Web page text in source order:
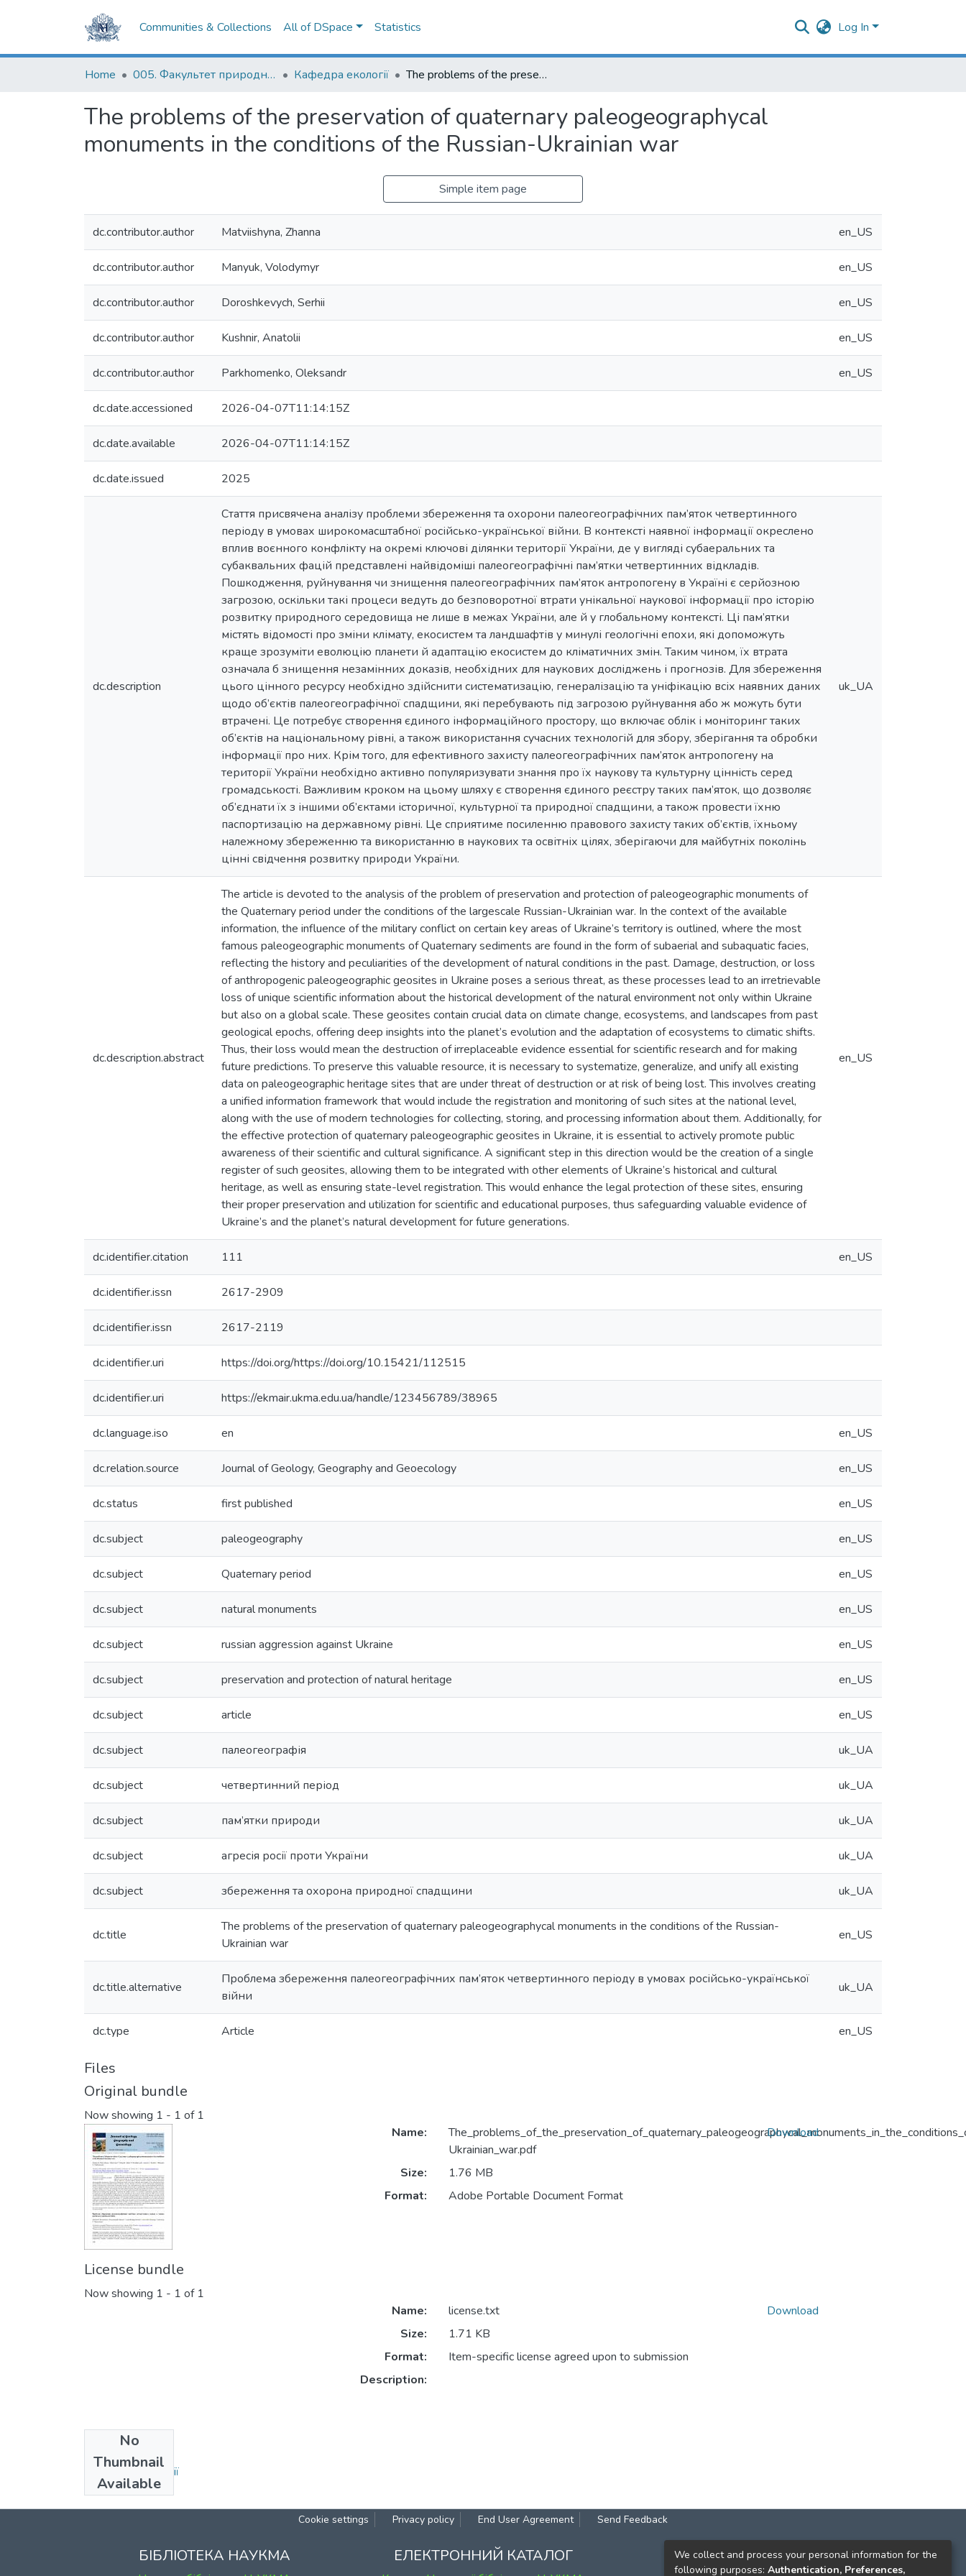
Communities & Collections All of DSpace Statistics Log In
Home 005. Факультет природничих наук Кафедра екології The problems of the preservation of quaternary paleogeographycal monuments in the conditions of the Russian-Ukrainian war
The problems of the preservation of quaternary paleogeographycal
monuments in the conditions of the Russian-Ukrainian war
Simple item page
dc.contributor.author Matviishyna, Zhanna en_US
dc.contributor.author Manyuk, Volodymyr en_US
dc.contributor.author Doroshkevych, Serhii en_US
dc.contributor.author Kushnir, Anatolii en_US
dc.contributor.author Parkhomenko, Oleksandr en_US
dc.date.accessioned 2026-04-07T11:14:15Z
dc.date.available 2026-04-07T11:14:15Z
dc.date.issued 2025
dc.description
Стаття присвячена аналізу проблеми збереження та охорони палеогеографічних пам’яток четвертинного
періоду в умовах широкомасштабної російсько-української війни. В контексті наявної інформації окреслено
вплив воєнного конфлікту на окремі ключові ділянки території України, де у вигляді субаеральних та
субаквальних фацій представлені найвідоміші палеогеографічні пам’ятки четвертинних відкладів.
Пошкодження, руйнування чи знищення палеогеографічних пам’яток антропогену в Україні є серйозною
загрозою, оскільки такі процеси ведуть до безповоротної втрати унікальної наукової інформації про історію
розвитку природного середовища не лише в межах України, але й у глобальному контексті. Ці пам’ятки
містять відомості про зміни клімату, екосистем та ландшафтів у минулі геологічні епохи, які допоможуть
краще зрозуміти еволюцію планети й адаптацію екосистем до кліматичних змін. Таким чином, їх втрата
означала б знищення незамінних доказів, необхідних для наукових досліджень і прогнозів. Для збереження
цього цінного ресурсу необхідно здійснити систематизацію, генералізацію та уніфікацію всіх наявних даних
щодо об’єктів палеогеографічної спадщини, які перебувають під загрозою руйнування або ж можуть бути
втрачені. Це потребує створення єдиного інформаційного простору, що включає облік і моніторинг таких
об’єктів на національному рівні, а також використання сучасних технологій для збору, зберігання та обробки
інформації про них. Крім того, для ефективного захисту палеогеографічних пам’яток антропогену на
території України необхідно активно популяризувати знання про їх наукову та культурну цінність серед
громадськості. Важливим кроком на цьому шляху є створення єдиного реєстру таких пам’яток, що дозволяє
об’єднати їх з іншими об’єктами історичної, культурної та природної спадщини, а також провести їхню
паспортизацію на державному рівні. Це сприятиме посиленню правового захисту таких об’єктів, їхньому
належному збереженню та використанню в наукових та освітніх цілях, зберігаючи для майбутніх поколінь
цінні свідчення розвитку природи України.
uk_UA
dc.description.abstract
The article is devoted to the analysis of the problem of preservation and protection of paleogeographic monuments of
the Quaternary period under the conditions of the largescale Russian-Ukrainian war. In the context of the available
information, the influence of the military conflict on certain key areas of Ukraine’s territory is outlined, where the most
famous paleogeographic monuments of Quaternary sediments are found in the form of subaerial and subaquatic facies,
reflecting the history and peculiarities of the development of natural conditions in the past. Damage, destruction, or loss
of anthropogenic paleogeographic geosites in Ukraine poses a serious threat, as these processes lead to an irretrievable
loss of unique scientific information about the historical development of the natural environment not only within Ukraine
but also on a global scale. These geosites contain crucial data on climate change, ecosystems, and landscapes from past
geological epochs, offering deep insights into the planet’s evolution and the adaptation of ecosystems to climatic shifts.
Thus, their loss would mean the destruction of irreplaceable evidence essential for scientific research and for making
future predictions. To preserve this valuable resource, it is necessary to systematize, generalize, and unify all existing
data on paleogeographic heritage sites that are under threat of destruction or at risk of being lost. This involves creating
a unified information framework that would include the registration and monitoring of such sites at the national level,
along with the use of modern technologies for collecting, storing, and processing information about them. Additionally, for
the effective protection of quaternary paleogeographic geosites in Ukraine, it is essential to actively promote public
awareness of their scientific and cultural significance. A significant step in this direction would be the creation of a single
register of such geosites, allowing them to be integrated with other elements of Ukraine’s historical and cultural
heritage, as well as ensuring state-level registration. This would enhance the legal protection of these sites, ensuring
their proper preservation and utilization for scientific and educational purposes, thus safeguarding valuable evidence of
Ukraine’s and the planet’s natural development for future generations.
en_US
dc.identifier.citation 111 en_US
dc.identifier.issn 2617-2909
dc.identifier.issn 2617-2119
dc.identifier.uri https://doi.org/https://doi.org/10.15421/112515
dc.identifier.uri https://ekmair.ukma.edu.ua/handle/123456789/38965
dc.language.iso en en_US
dc.relation.source Journal of Geology, Geography and Geoecology en_US
dc.status first published en_US
dc.subject paleogeography en_US
dc.subject Quaternary period en_US
dc.subject natural monuments en_US
dc.subject russian aggression against Ukraine en_US
dc.subject preservation and protection of natural heritage en_US
dc.subject article en_US
dc.subject палеогеографія uk_UA
dc.subject четвертинний період uk_UA
dc.subject пам’ятки природи uk_UA
dc.subject агресія росії проти України uk_UA
dc.subject збереження та охорона природної спадщини uk_UA
dc.title
The problems of the preservation of quaternary paleogeographycal monuments in the conditions of the Russian-
Ukrainian war
en_US
dc.title.alternative
Проблема збереження палеогеографічних пам’яток четвертинного періоду в умовах російсько-української
війни
uk_UA
dc.type Article en_US
Files
Original bundle
Now showing 1 - 1 of 1
Name:
Ukrainian_war.pdf
Size:
1.76 MB
Format:
Adobe Portable Document Format
Download
License bundle
Now showing 1 - 1 of 1
No
Thumbnail
Available
Name:
license.txt
Size:
1.71 KB
Format:
Item-specific license agreed upon to submission
Description:
Download
Collections
Кафедра екології
Cookie settings Privacy policy End User Agreement Send Feedback
БІБЛІОТЕКА НАУКМА ЕЛЕКТРОННИЙ КАТАЛОГ КОНТАКТИ
We collect and process your personal information for the
following purposes: Authentication, Preferences,